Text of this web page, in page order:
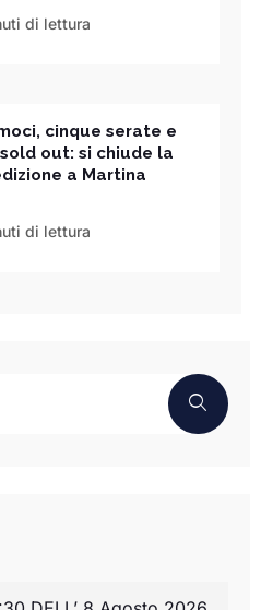
di lettura
cinque serate e
out: si chiude la
a Martina
di lettura